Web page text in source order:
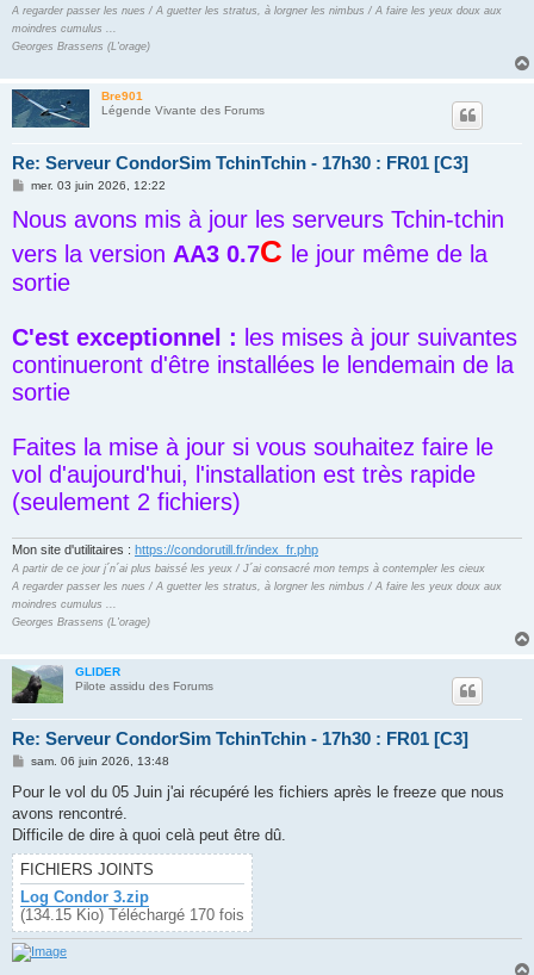
A regarder passer les nues / A guetter les stratus, à lorgner les nimbus / A faire les yeux doux aux
moindres cumulus ...
Georges Brassens (L'orage)
Bre901
Légende Vivante des Forums
Re: Serveur CondorSim TchinTchin - 17h30 : FR01 [C3]
M
s
s
g
mer. 03 juin 2026, 12:22
Nous avons mis à jour les serveurs Tchin-tchin
vers la version AA3 0.7C le jour même de la
sortie
C'est exceptionnel : les mises à jour suivantes
continueront d'être installées le lendemain de la
sortie
Faites la mise à jour si vous souhaitez faire le
vol d'aujourd'hui, l'installation est très rapide
(seulement 2 fichiers)
Mon site d'utilitaires : https://condorutill.fr/index_fr.php
A partir de ce jour j´n´ai plus baissé les yeux / J´ai consacré mon temps à contempler les cieux
A regarder passer les nues / A guetter les stratus, à lorgner les nimbus / A faire les yeux doux aux
moindres cumulus ...
Georges Brassens (L'orage)
GLIDER
Pilote assidu des Forums
Re: Serveur CondorSim TchinTchin - 17h30 : FR01 [C3]
M
s
a
g
sam. 06 juin 2026, 13:48
Pour le vol du 05 Juin j'ai récupéré les fichiers après le freeze que nous
avons rencontré.
Difficile de dire à quoi celà peut être dû.
FICHIERS JOINTS
Log Condor 3.zip
(134.15 Kio) Téléchargé 170 fois